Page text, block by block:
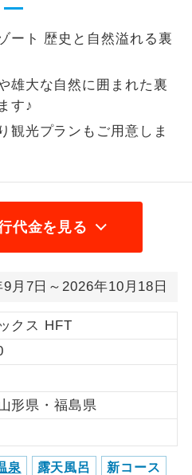
ート 歴史と自然溢れる裏
雄大な自然に囲まれた裏
す♪
光プランもご用意しま
代金を見る
9月7日～2026年10月18日
クス HFT
形県・福島県
泉 露天風呂 新コース
り聞くことができます。
ら出発可能な個人型プランで
ら出発可能な個人型プランで
様限定でご参加いただけるコー
室利用でも追加料金がかからない
す。
定でご参加いただけるコースで
でご参加いただけるコースで
あたり年齢に制限があるコース
会社が指定なので、ご出発の計
も便利です。